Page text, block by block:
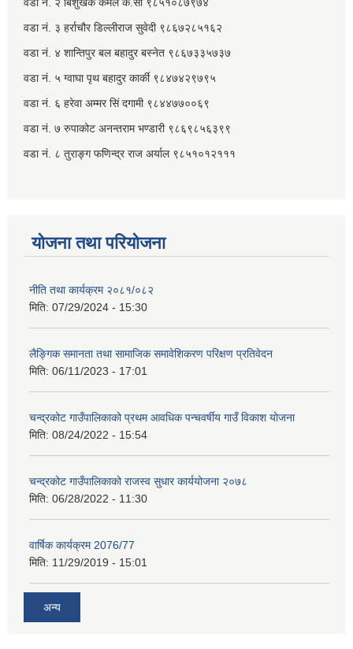
वडा नं. २ ‌‍बिशुखर्क कमल के.सी ९८५१०८७९७४
वडा नं. ३ हर्राचौर डिल्लीराज सुवेदी ९८६७२८५१६२
वडा नं. ४ शान्तिपुर बल बहादुर बस्नेत​ ९८६७३३५७३७
वडा नं. ५ ग्वाघा पृथ बहादुर कार्की ९८४७४२९७९५
वडा नं. ६ हरेवा अम्मर सिं दगामी​ ९८४४७७००६९
वडा नं. ७ ‌‍रुपाकोट अनन्तराम भण्डारी ९८६९८५६३९९
वडा नं. ८ तुराङ्ग फणिन्द्र राज अर्याल ९८५१०१२१११
योजना तथा परियोजना
नीति तथा कार्यक्रम २०८१/०८२
मिति: 07/29/2024 - 15:30
लैङ्गिक समानता तथा सामाजिक समावेशिकरण परिक्षण प्रतिवेदन
मिति: 06/11/2023 - 17:01
चन्द्रकोट गाउँपालिकाको प्रथम आवधिक पन्चवर्षीय गाउँ विकाश योजना
मिति: 08/24/2022 - 15:54
चन्द्रकोट गाउँपालिकाको राजस्व सुधार कार्ययोजना २०७८
मिति: 06/28/2022 - 11:30
वार्षिक कार्यक्रम 2076/77
मिति: 11/29/2019 - 15:01
अन्य